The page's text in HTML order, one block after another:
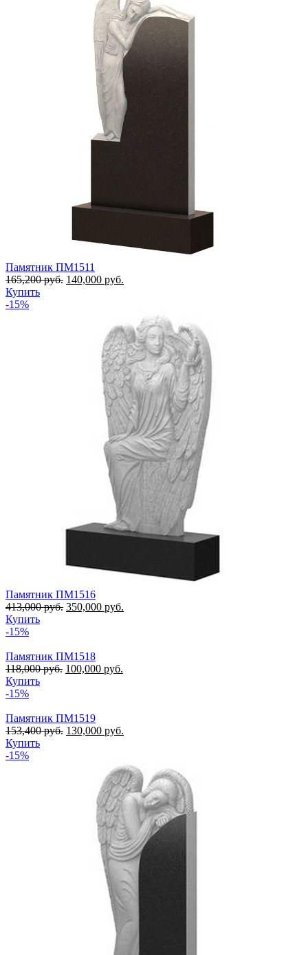
Памятник ПМ1511
165,200руб. 140,000 руб.
Купить
-15%
Памятник ПМ1516
413,000руб. 350,000 руб.
Купить
-15%
Памятник ПМ1518
118,000руб. 100,000 руб.
Купить
-15%
Памятник ПМ1519
153,400руб. 130,000 руб.
Купить
-15%